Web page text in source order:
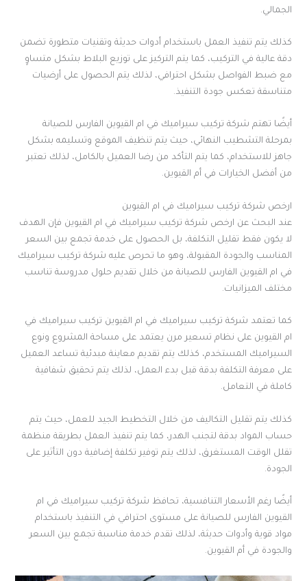
الجمالي.
كذلك يتم تنفيذ العمل باستخدام أدوات حديثة وتقنيات متطورة تضمن
دقة عالية في التركيب، كما يتم التركيز على توزيع البلاط بشكل متساوٍ
مع ضبط الفواصل بشكل احترافي، لذلك يتم الحصول على أرضيات
متناسقة تعكس جودة التنفيذ.
أيضًا تهتم شركة تركيب سيراميك في ام القيوين الفارس للصيانة
بمرحلة التشطيب النهائي، حيث يتم تنظيف الموقع وتسليمه بشكل
جاهز للاستخدام، كما يتم التأكد من رضا العميل بالكامل، لذلك تعتبر
من أفضل الخيارات في أم القيوين.
ارخص شركة تركيب سيراميك في ام القيوين
عند البحث عن ارخص شركة تركيب سيراميك في ام القيوين فإن الهدف
لا يكون فقط تقليل التكلفة، بل الحصول على خدمة تجمع بين السعر
المناسب والجودة المقبولة، وهو ما تحرص عليه شركة تركيب سيراميك
في ام القيوين الفارس للصيانة من خلال تقديم حلول مدروسة تناسب
مختلف الميزانيات.
كما تعتمد شركة تركيب سيراميك في ام القيوين تركيب سيراميك في
ام القيوين على نظام تسعير مرن يعتمد على مساحة المشروع ونوع
السيراميك المستخدم، كذلك يتم تقديم معاينة مبدئية تساعد العميل
على معرفة التكلفة بدقة قبل بدء العمل، لذلك يتم تحقيق شفافية
كاملة في التعامل.
كذلك يتم تقليل التكاليف من خلال التخطيط الجيد للعمل، حيث يتم
حساب المواد بدقة لتجنب الهدر، كما يتم تنفيذ العمل بطريقة منظمة
تقلل الوقت المستغرق، لذلك يتم توفير تكلفة إضافية دون التأثير على
الجودة.
أيضًا رغم الأسعار التنافسية، تحافظ شركة تركيب سيراميك في ام
القيوين الفارس للصيانة على مستوى احترافي في التنفيذ باستخدام
مواد قوية وأدوات حديثة، لذلك تقدم خدمة مناسبة تجمع بين السعر
والجودة في أم القيوين.